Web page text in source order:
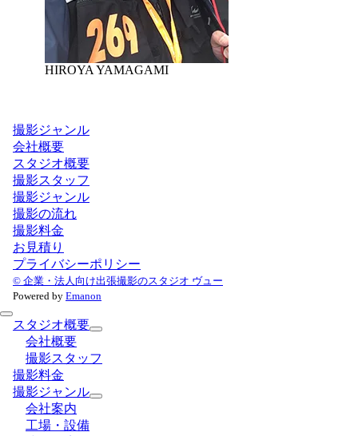
HIROYA YAMAGAMI
撮影ジャンル
会社概要
スタジオ概要
撮影スタッフ
撮影ジャンル
撮影の流れ
撮影料金
お見積り
プライバシーポリシー
© 企業・法人向け出張撮影のスタジオ ヴュー
Powered by Emanon
スタジオ概要
会社概要
撮影スタッフ
撮影料金
撮影ジャンル
会社案内
工場・設備